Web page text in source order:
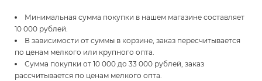
Минимальная сумма покупки в нашем магазине составляет
10 000 рублей.
В зависимости от суммы в корзине, заказ пересчитывается
по ценам мелкого или крупного опта.
Сумма покупки от 10 000 до 33 000 рублей, заказ
рассчитывается по ценам мелкого опта.